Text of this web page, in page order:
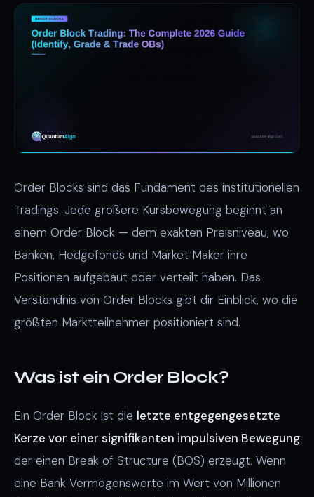
Order Blocks sind das Fundament des institutionellen
Tradings. Jede größere Kursbewegung beginnt an
einem Order Block — dem exakten Preisniveau, wo
Banken, Hedgefonds und Market Maker ihre
Positionen aufgebaut oder verteilt haben. Das
Verständnis von Order Blocks gibt dir Einblick, wo die
größten Marktteilnehmer positioniert sind.
Was ist ein Order Block?
Ein Order Block ist die letzte entgegengesetzte
Kerze vor einer signifikanten impulsiven Bewegung
der einen Break of Structure (BOS) erzeugt. Wenn
eine Bank Vermögenswerte im Wert von Millionen